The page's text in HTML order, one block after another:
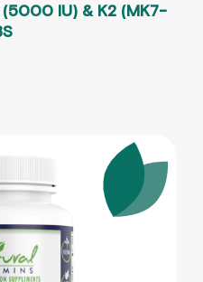
(5000 IU) & K2 (MK7-